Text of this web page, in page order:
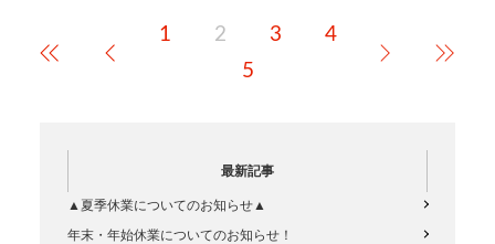
も熱い！アップル鳥取店！！皆
様のご来店…
1 2 3
4
5
最新記事
▲夏季休業についてのお知らせ▲
年末・年始休業についてのお知らせ！